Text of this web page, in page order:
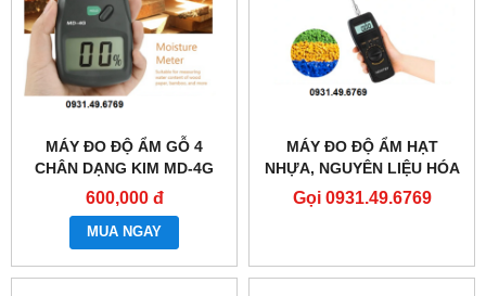
MÁY ĐO ĐỘ ẨM GỖ 4
CHÂN DẠNG KIM MD-4G
600,000 đ
MUA NGAY
MÁY ĐO ĐỘ ẨM HẠT
NHỰA, NGUYÊN LIỆU HÓA
CHẤT JK-100C
Gọi 0931.49.6769